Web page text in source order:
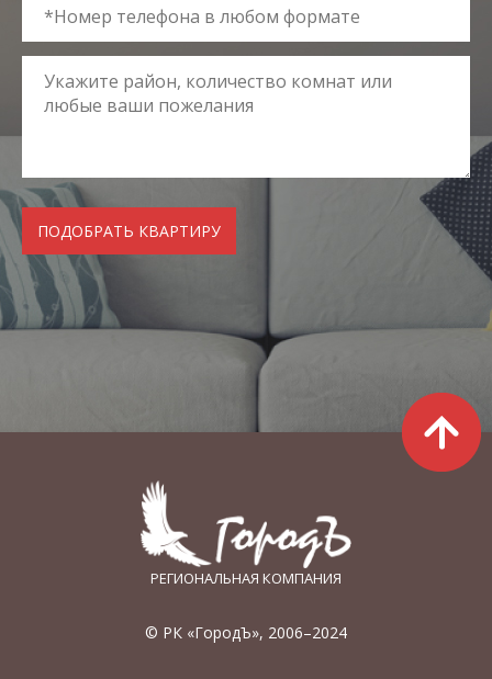
РЕГИОНАЛЬНАЯ КОМПАНИЯ
© РК «ГородЪ», 2006–2024